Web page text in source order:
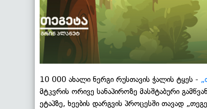
10 000 ახალი ნერგი რუსთავის ჭალის ტყეს -
მტკვრის ორივე სანაპიროზე მასშტაბური
ეტაპზე, ხეების დარგვის პროცესში თავად